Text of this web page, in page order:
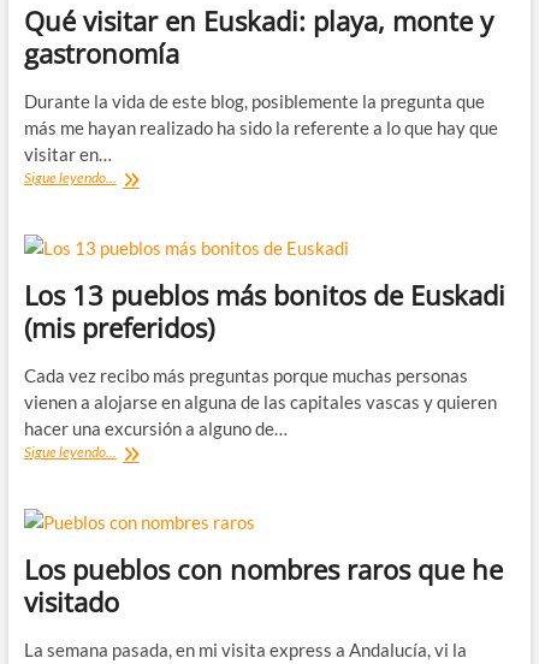
en
2020
Qué visitar en Euskadi: playa, monte y
gastronomía
Durante la vida de este blog, posiblemente la pregunta que
más me hayan realizado ha sido la referente a lo que hay que
visitar en…
Sigue leyendo... Qué
Euskadi:
y
gastronomía
Los 13 pueblos más bonitos de Euskadi
(mis preferidos)
Cada vez recibo más preguntas porque muchas personas
vienen a alojarse en alguna de las capitales vascas y quieren
hacer una excursión a alguno de…
Sigue leyendo... Los
más
de
Euskadi
(mis
Los pueblos con nombres raros que he
visitado
La semana pasada, en mi visita express a Andalucía, vi la